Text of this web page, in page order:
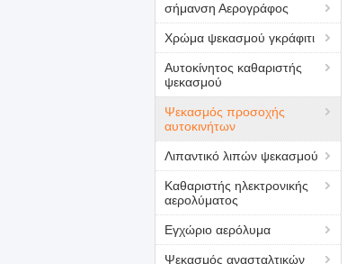
σήμανση Αερογράφος
Χρώμα ψεκασμού γκράφιτι
Αυτοκίνητος καθαριστής
ψεκασμού
Ψεκασμός προσοχής
αυτοκινήτων
Λιπαντικό λιπών ψεκασμού
Καθαριστής ηλεκτρονικής
αερολύματος
Εγχώριο αερόλυμα
Ψεκασμός ανασταλτικών